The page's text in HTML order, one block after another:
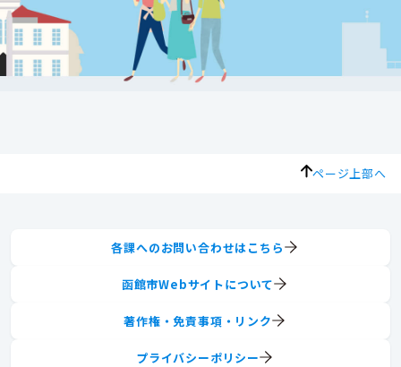
ページ上部へ
各課へのお問い合わせはこちら
函館市Webサイトについて
著作権・免責事項・リンク
プライバシーポリシー